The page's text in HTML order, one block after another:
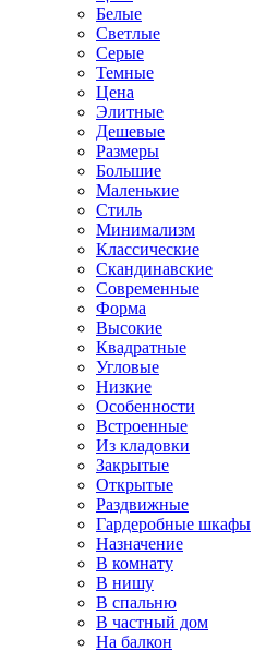
Белые
Светлые
Серые
Темные
Цена
Элитные
Дешевые
Размеры
Большие
Маленькие
Стиль
Минимализм
Классические
Скандинавские
Современные
Форма
Высокие
Квадратные
Угловые
Низкие
Особенности
Встроенные
Из кладовки
Закрытые
Открытые
Раздвижные
Гардеробные шкафы
Назначение
В комнату
В нишу
В спальню
В частный дом
На балкон